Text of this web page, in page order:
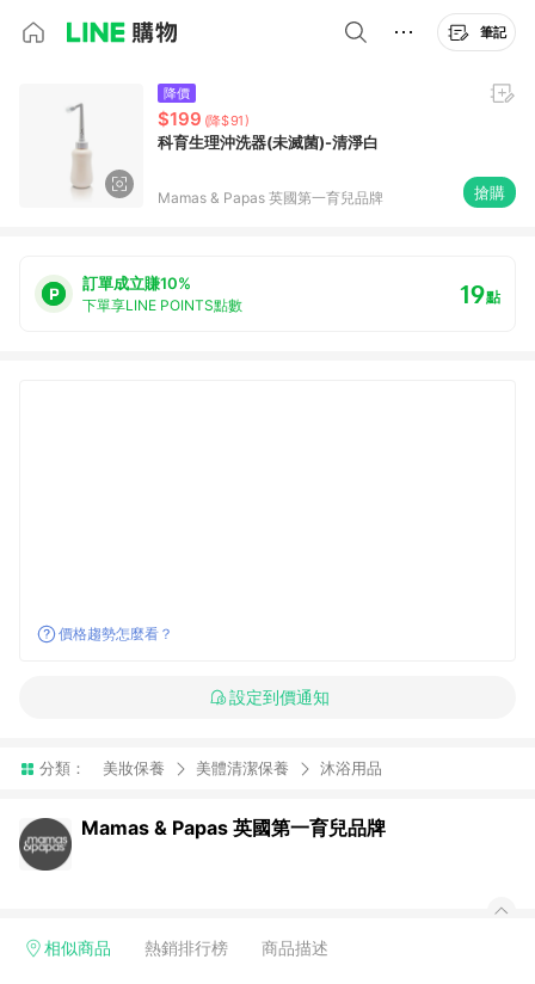
筆記
降價
$199 (降$91)
科育生理沖洗器(未滅菌)-清淨白
Mamas & Papas 英國第一育兒品牌 搶購
訂單成立賺10%
下單享LINE POINTS點數 19點
價格趨勢怎麼看？
設定到價通知
分類： 美妝保養 美體清潔保養 沐浴用品
Mamas & Papas 英國第一育兒品牌
相似商品 熱銷排行榜 商品描述